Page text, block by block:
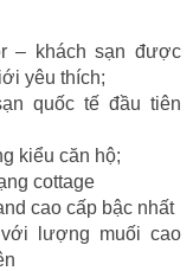
– khách sạn được
yêu thích;
quốc tế đầu tiên
kiểu căn hộ;
cottage
cao cấp bậc nhất
lượng muối cao